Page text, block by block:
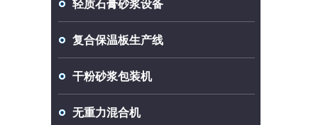
复合保温板生产线
干粉砂浆包装机
无重力混合机